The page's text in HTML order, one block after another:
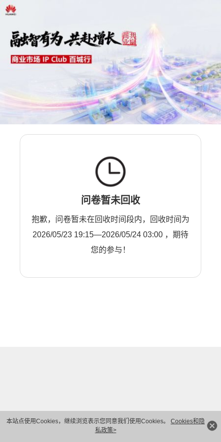
本站点使用Cookies，继续浏览表示您同意我们使用Cookies。 Cookies和隐
私政策>
问卷暂未回收
抱歉，问卷暂未在回收时间段内，回收时间为
2026/05/23 19:15—2026/05/24 03:00 ，期待
您的参与！